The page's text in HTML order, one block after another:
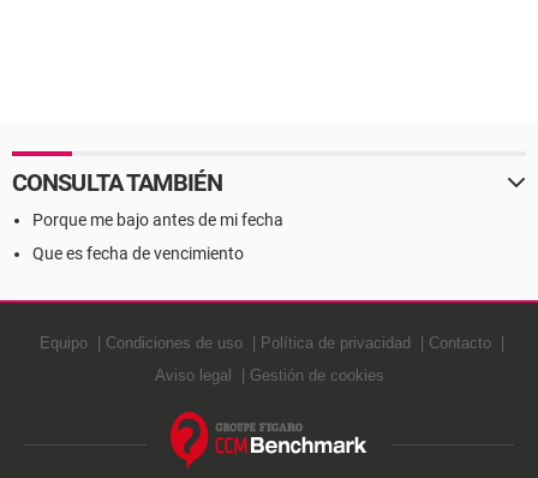
CONSULTA TAMBIÉN
Porque me bajo antes de mi fecha
Que es fecha de vencimiento
Equipo Condiciones de uso Política de privacidad
Contacto
Aviso legal
Gestión de cookies